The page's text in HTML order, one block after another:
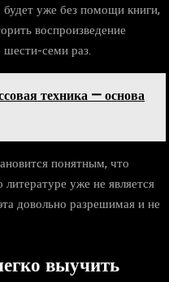
уже без помощи книги,
воспроизведение
семи раз.
техника — основа
понятным, что
уже не является
довольно разрешимая и не
выучить